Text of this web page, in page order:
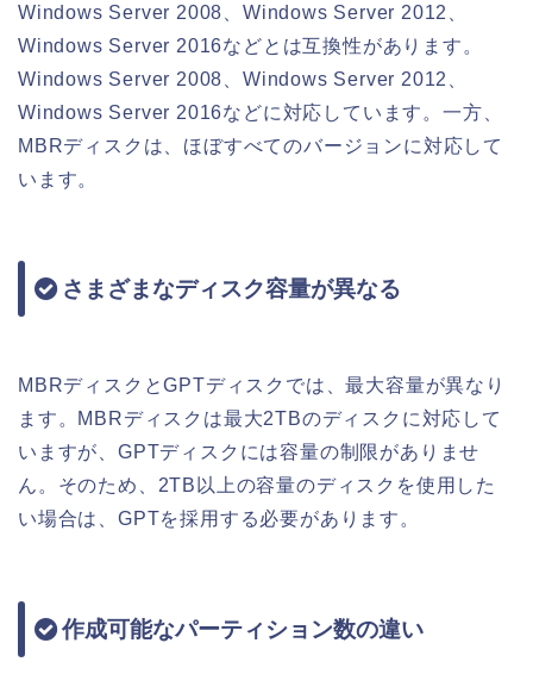
Windows Server 2008、Windows Server 2012、
Windows Server 2016などとは互換性があります。
Windows Server 2008、Windows Server 2012、
Windows Server 2016などに対応しています。一方、
MBRディスクは、ほぼすべてのバージョンに対応して
います。
さまざまなディスク容量が異なる
MBRディスクとGPTディスクでは、最大容量が異なり
ます。MBRディスクは最大2TBのディスクに対応して
いますが、GPTディスクには容量の制限がありませ
ん。そのため、2TB以上の容量のディスクを使用した
い場合は、GPTを採用する必要があります。
作成可能なパーティション数の違い